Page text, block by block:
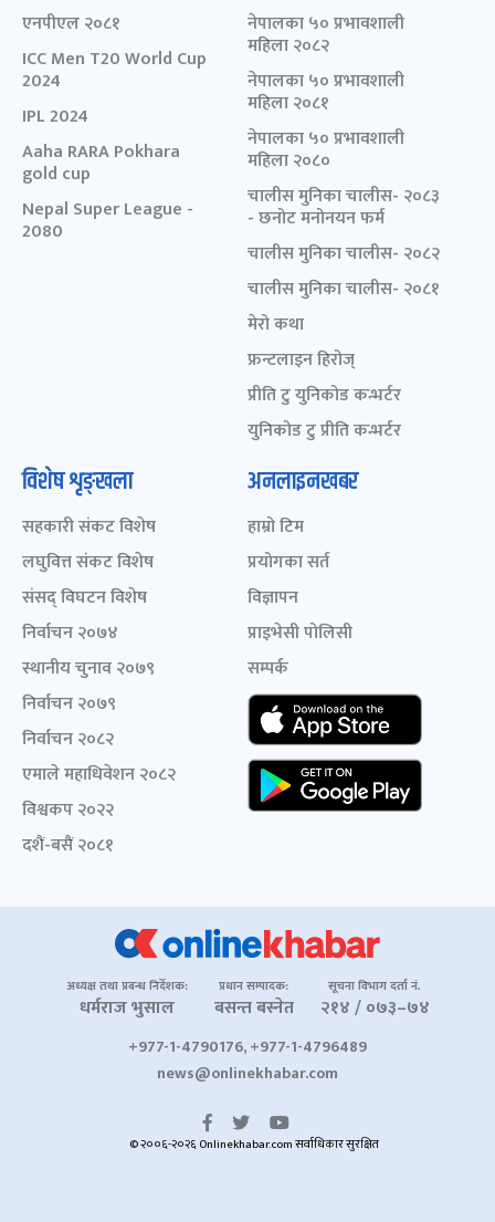
एनपीएल २०८१
ICC Men T20 World Cup
2024
IPL 2024
Aaha RARA Pokhara
gold cup
Nepal Super League -
2080
नेपालका ५० प्रभावशाली
महिला २०८२
नेपालका ५० प्रभावशाली
महिला २०८१
नेपालका ५० प्रभावशाली
महिला २०८०
चालीस मुनिका चालीस- २०८३
- छनोट मनोनयन फर्म
चालीस मुनिका चालीस- २०८२
चालीस मुनिका चालीस- २०८१
मेरो कथा
फ्रन्टलाइन हिरोज्
प्रीति टु युनिकोड कन्भर्टर
युनिकोड टु प्रीति कन्भर्टर
विशेष शृङ्खला
सहकारी संकट विशेष
लघुवित्त संकट विशेष
संसद् विघटन विशेष
निर्वाचन २०७४
स्थानीय चुनाव २०७९
निर्वाचन २०७९
निर्वाचन २०८२
एमाले महाधिवेशन २०८२
विश्वकप २०२२
दशैं-बसैं २०८१
अनलाइनखबर
हाम्रो टिम
प्रयोगका सर्त
विज्ञापन
प्राइभेसी पोलिसी
सम्पर्क
अध्यक्ष तथा प्रबन्ध निर्देशक:
धर्मराज भुसाल
प्रधान सम्पादक:
बसन्त बस्नेत
सूचना विभाग दर्ता नं.
२१४ / ०७३–७४
+977-1-4790176, +977-1-4796489
news@onlinekhabar.com
© २००६-२०२६ Onlinekhabar.com सर्वाधिकार सुरक्षित